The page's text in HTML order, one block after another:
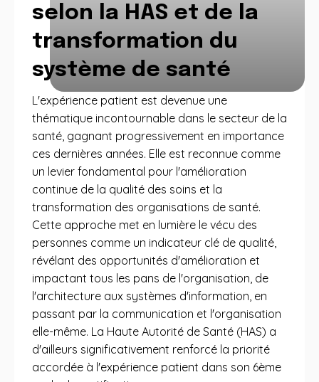
selon la HAS et de la
transformation du
système de santé
L'expérience patient est devenue une
thématique incontournable dans le secteur de la
santé, gagnant progressivement en importance
ces dernières années. Elle est reconnue comme
un levier fondamental pour l'amélioration
continue de la qualité des soins et la
transformation des organisations de santé.
Cette approche met en lumière le vécu des
personnes comme un indicateur clé de qualité,
révélant des opportunités d'amélioration et
impactant tous les pans de l'organisation, de
l'architecture aux systèmes d'information, en
passant par la communication et l'organisation
elle-même. La Haute Autorité de Santé (HAS) a
d'ailleurs significativement renforcé la priorité
accordée à l'expérience patient dans son 6ème